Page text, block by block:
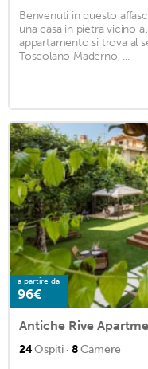
Benvenuti in questo
una casa in pietra vicino
appartamento si trova al
Toscolano Maderno, ...
a partire da
96€
Antiche Rive
24Ospiti · 8Camere